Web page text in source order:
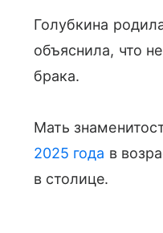
Голубкина
объяснила, что
брака.
Мать
2025 года в
в столице.